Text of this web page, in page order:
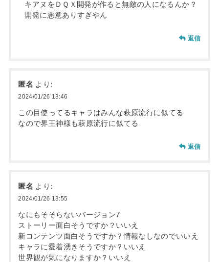
キアヌをＤＱＸ開発が作ると無敵の人になるんか？
開発に悪意ありすぎやん
返信
匿名 より:
2024/01/26 13:46
この目使ってるキャラはみんな萩原流行に似てる
なので界王神様も萩原流行に似てる
返信
匿名 より:
2024/01/26 13:55
なにもそそらないバージョン7
ストーリー面白そうですか？いいえ
新コンテンツ面白そうですか？情報なしなのでいいえ
キャラに愛着湧きそうですか？いいえ
世界観が気になりますか？いいえ